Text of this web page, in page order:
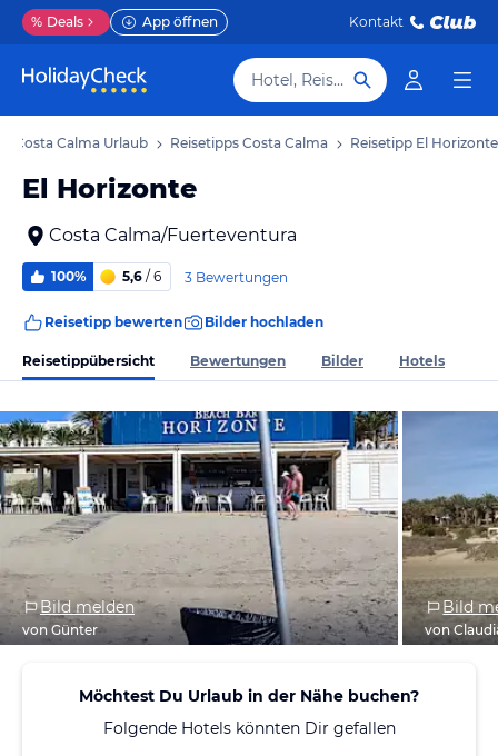
% Deals App öffnen Kontakt
Hotel, Reiseziel
Costa Calma Urlaub Reisetipps Costa Calma Reisetipp El Horizonte
El Horizonte
Costa Calma/Fuerteventura
100% 5,6 / 6 3 Bewertungen
Reisetipp bewerten Bilder hochladen
Reisetippübersicht Bewertungen Bilder Hotels
Bild melden
von Günter
Bild
von
Möchtest Du Urlaub in der Nähe buchen?
Folgende Hotels könnten Dir gefallen